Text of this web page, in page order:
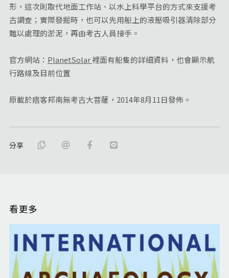
形，這次則取代地面工作站、以水上科學平台的方式來支援考
古調查；實際發掘時，也可以先用船上的液壓吸引器清除部分
難以處理的淤泥，再由考古人員接手。
官方網站： PlanetSolar裡面有船隻的詳細資料，也會顯示航
行路線及目前位置
原載於痞客邦南無考古大菩薩，2014年8月11日發佈。
分享
看更多